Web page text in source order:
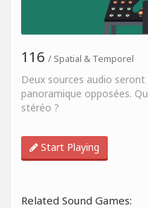
116 / Spatial & Temporel
Deux sources audio
panoramique opposées.
stéréo ?
Start Playing
Related Sound Games: